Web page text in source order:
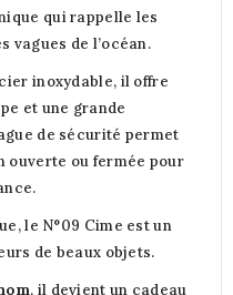
qui rappelle les
vagues de l’océan.
inoxydable, il offre
et une grande
de sécurité permet
ouverte ou fermée pour
le N°09 Cime est un
de beaux objets.
, il devient un cadeau